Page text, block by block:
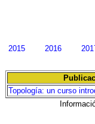
2015 2016
Topología: un curso